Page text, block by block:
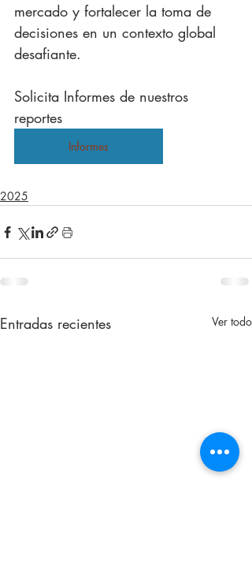
mercado y fortalecer la toma de
decisiones en un contexto global
desafiante.
Solicita Informes de nuestros
reportes
Informes
2025
Entradas recientes Ver todo